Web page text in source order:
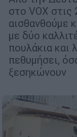
στο VOX στις
αισθανθούμε
με δύο
πουλάκια και
πεθυμήσει,
ξεσηκώνουν